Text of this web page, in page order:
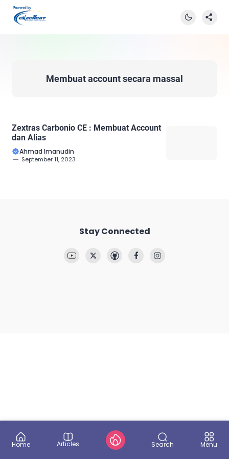
Membuat account secara massal
Zextras Carbonio CE : Membuat Account
dan Alias
Ahmad Imanudin
September 11, 2023
Stay Connected
Home Articles Search Menu